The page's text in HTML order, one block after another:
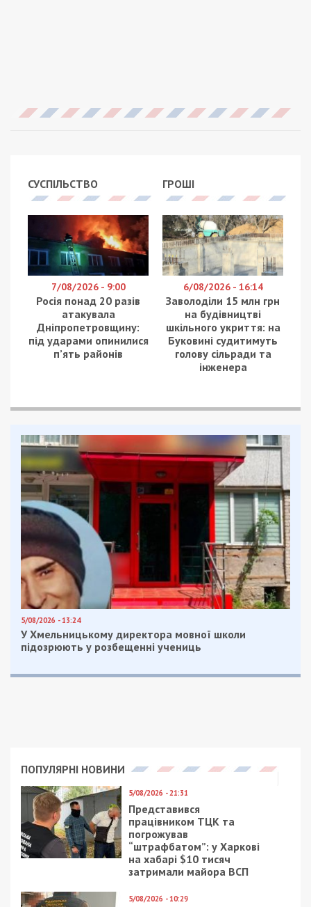
СУСПІЛЬСТВО
7/08/2026 - 9:00
Росія понад 20 разів
атакувала
Дніпропетровщину:
під ударами опинилися
п’ять районів
ГРОШІ
6/08/2026 - 16:14
Заволоділи 15 млн грн
на будівництві
шкільного укриття: на
Буковині судитимуть
голову сільради та
інженера
5/08/2026 - 13:24
У Хмельницькому директора мовної школи
підозрюють у розбещенні учениць
ПОПУЛЯРНІ НОВИНИ
5/08/2026 - 21:31
Представився
працівником ТЦК та
погрожував
“штрафбатом”: у Харкові
на хабарі $10 тисяч
затримали майора ВСП
5/08/2026 - 10:29